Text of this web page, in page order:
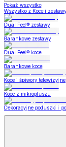
Pokaż wszystko
Wszystko z Koce i
Dual Feel® zestawy
Barankowe zestawy
Dual Feel® koce
Barankowe koce
Koce i śpiwory telewizyjne
Koce z mikropluszu
Dekoracyjne poduszki i